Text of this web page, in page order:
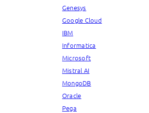
Genesys
Google Cloud
IBM
Informatica
Microsoft
Mistral AI
MongoDB
Oracle
Pega